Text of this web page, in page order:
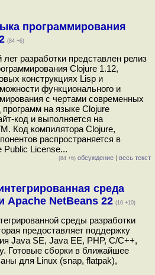
программирования
(84 +6)
разработки представлен релиз
Clojure 1.12,
конструкциях Lisp и
функционального и
с чертами современных
на языке Clojure
код и выполняется на
Код компилятора Clojure,
распространяется в
Public License...
(84 +6) обсуждение | весь текст
среда
Apache NetBeans 22 (10 +10)
среды разработки
предоставляет поддержку
Java SE, Java EE, PHP, C/C++,
Готовые сборки в ближайшее
для Linux (snap, flatpak),